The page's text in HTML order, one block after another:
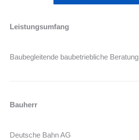
Leistungsumfang
Baubegleitende baubetriebliche Beratung
Bauherr
Deutsche Bahn AG